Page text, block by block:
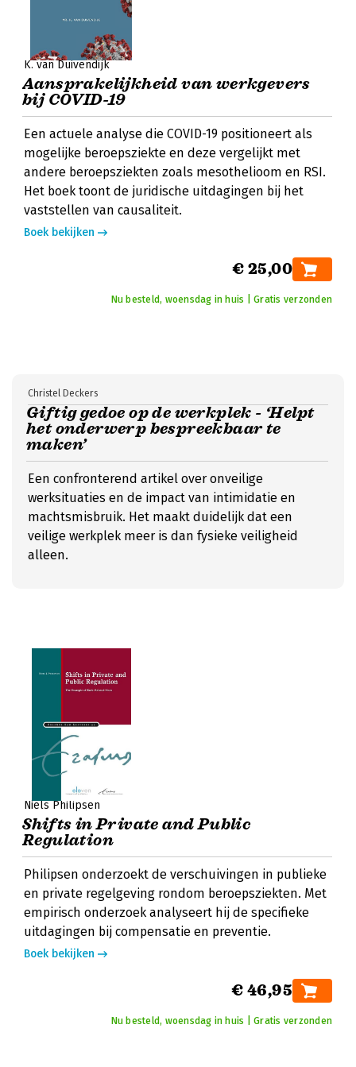
K. van Duivendijk
Aansprakelijkheid van werkgevers
bij COVID-19
Een actuele analyse die COVID-19 positioneert als
mogelijke beroepsziekte en deze vergelijkt met
andere beroepsziekten zoals mesothelioom en RSI.
Het boek toont de juridische uitdagingen bij het
vaststellen van causaliteit.
Boek bekijken
€ 25,00
Nu besteld, woensdag in huis | Gratis verzonden
Giftig gedoe op de werkplek - ‘Helpt
het onderwerp bespreekbaar te
maken’
Christel Deckers
Een confronterend artikel over onveilige
werksituaties en de impact van intimidatie en
machtsmisbruik. Het maakt duidelijk dat een
veilige werkplek meer is dan fysieke veiligheid
alleen.
Niels Philipsen
Shifts in Private and Public
Regulation
Philipsen onderzoekt de verschuivingen in publieke
en private regelgeving rondom beroepsziekten. Met
empirisch onderzoek analyseert hij de specifieke
uitdagingen bij compensatie en preventie.
Boek bekijken
€ 46,95
Nu besteld, woensdag in huis | Gratis verzonden